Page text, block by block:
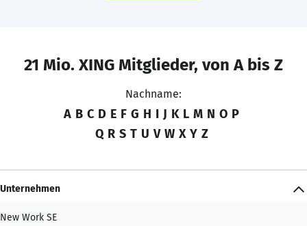
21 Mio. XING Mitglieder, von A bis Z
Nachname:
A B C D E F G H I J K L M N O P
Q R S T U V W X Y Z
Unternehmen
New Work SE